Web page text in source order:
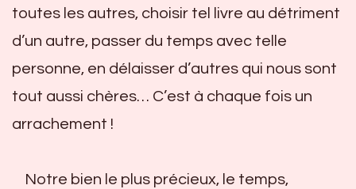
toutes les autres, choisir tel livre au détriment
d’un autre, passer du temps avec telle
personne, en délaisser d’autres qui nous sont
tout aussi chères… C’est à chaque fois un
arrachement !
Notre bien le plus précieux, le temps,